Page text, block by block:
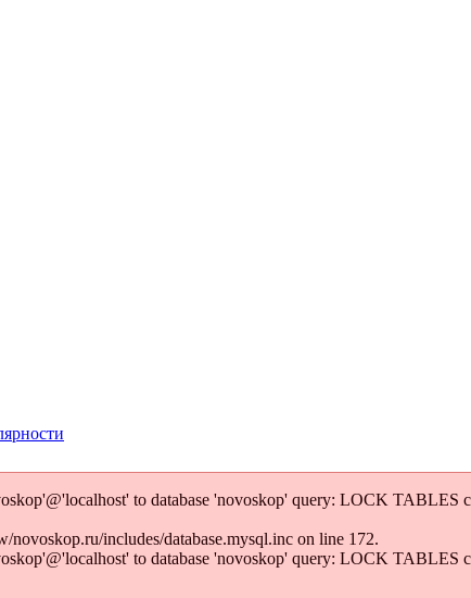
to database 'novoskop' query: LOCK
includes/database.mysql.inc on line 172.
to database 'novoskop' query: LOCK